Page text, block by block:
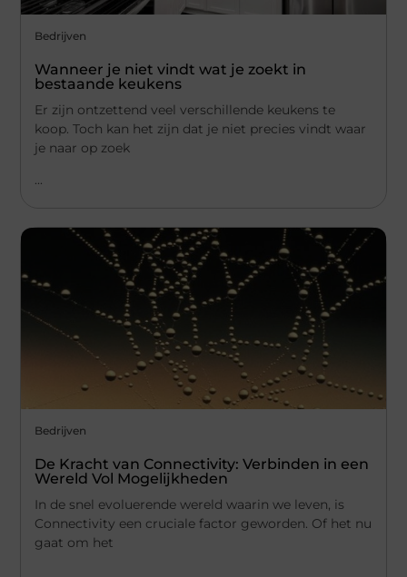
Bedrijven
Wanneer je niet vindt wat je zoekt in
bestaande keukens
Er zijn ontzettend veel verschillende keukens te
koop. Toch kan het zijn dat je niet precies vindt waar
je naar op zoek
...
Bedrijven
De Kracht van Connectivity: Verbinden in een
Wereld Vol Mogelijkheden
In de snel evoluerende wereld waarin we leven, is
Connectivity een cruciale factor geworden. Of het nu
gaat om het